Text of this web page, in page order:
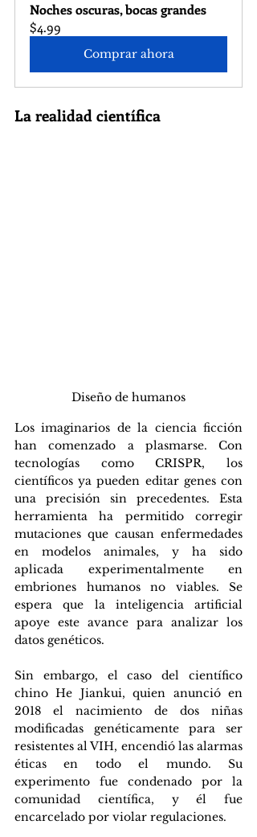
Noches oscuras, bocas grandes
$4.99
Comprar ahora
La realidad científica
Diseño de humanos
Los imaginarios de la ciencia ficción
han comenzado a plasmarse. Con
tecnologías como CRISPR, los
científicos ya pueden editar genes con
una precisión sin precedentes. Esta
herramienta ha permitido corregir
mutaciones que causan enfermedades
en modelos animales, y ha sido
aplicada experimentalmente en
embriones humanos no viables. Se
espera que la inteligencia artificial
apoye este avance para analizar los
datos genéticos.
Sin embargo, el caso del científico
chino He Jiankui, quien anunció en
2018 el nacimiento de dos niñas
modificadas genéticamente para ser
resistentes al VIH, encendió las alarmas
éticas en todo el mundo. Su
experimento fue condenado por la
comunidad científica, y él fue
encarcelado por violar regulaciones.